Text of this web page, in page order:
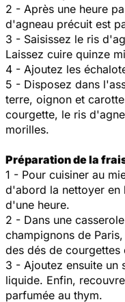
2 - Après une heure
d'agneau précuit est
3 - Saisissez le ris
Laissez cuire quinze
4 - Ajoutez les
5 - Disposez dans
terre, oignon et
courgette, le ris
morilles.
Préparation de la
1 - Pour cuisiner au
d'abord la nettoyer en
d'une heure.
2 - Dans une
champignons de
des dés de courgettes
3 - Ajoutez ensuite un
liquide. Enfin,
parfumée au thym.